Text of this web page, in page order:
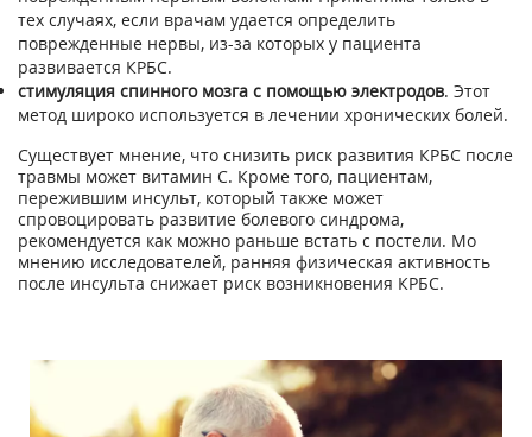
тех случаях, если врачам удается определить
поврежденные нервы, из-за которых у пациента
развивается КРБС.
стимуляция спинного мозга с помощью электродов. Этот
метод широко используется в лечении хронических болей.
Существует мнение, что снизить риск развития КРБС после
травмы может витамин С. Кроме того, пациентам,
пережившим инсульт, который также может
спровоцировать развитие болевого синдрома,
рекомендуется как можно раньше встать с постели. Мо
мнению исследователей, ранняя физическая активность
после инсульта снижает риск возникновения КРБС.